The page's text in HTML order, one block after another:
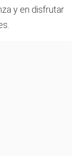
y en disfrutar